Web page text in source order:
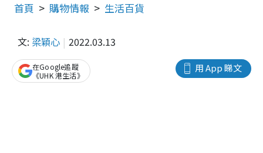
首頁 購物情報 生活百貨
文: 梁穎心 2022.03.13
用 App 睇文
在Google追蹤
《UHK 港生活》